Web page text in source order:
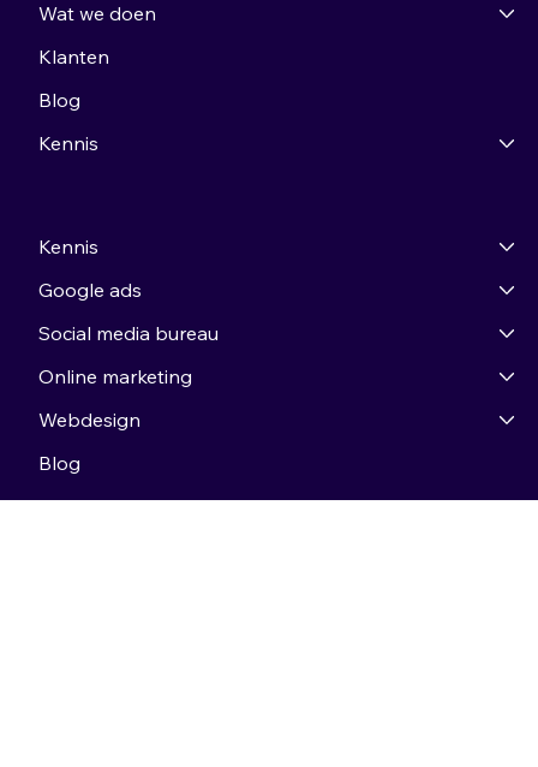
Kennis
Google ads
Social media bureau
Online marketing
Webdesign
Blog
Wat we doen
Klanten
Blog
Kennis